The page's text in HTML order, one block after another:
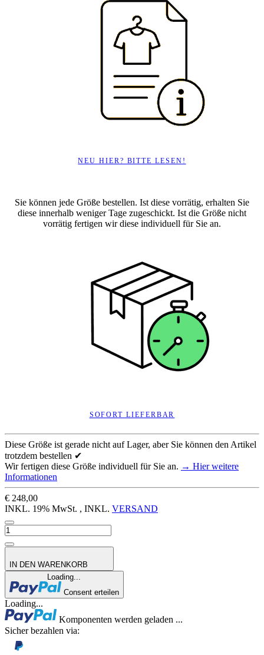
NEU HIER? BITTE LESEN!
Sie können jede Größe bestellen. Ist diese vorrätig, erhalten Sie
diese innerhalb weniger Tage zugeschickt. Ist die Größe nicht
vorrätig fertigen wir diese individuell für Sie an.
SOFORT LIEFERBAR
Diese Größe ist gerade nicht auf Lager, aber Sie können den Artikel
trotzdem bestellen ✔
Wir fertigen diese Größe individuell für Sie an. → Hier weitere
Informationen
€ 248,00
INKL. 19% MwSt. , INKL. VERSAND
IN DEN WARENKORB
Loading...
Consent erteilen
Loading...
Komponenten werden geladen ...
Sicher bezahlen via: